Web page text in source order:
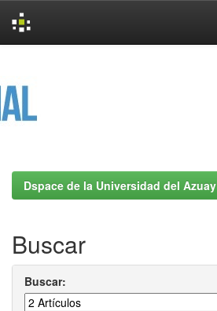
Dspace de la Universidad del Azuay
Buscar
Buscar: